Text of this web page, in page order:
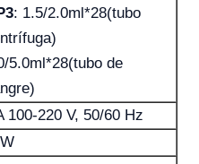
: 1.5/2.0ml*28(tubo
5.0ml*28(tubo de
100-220 V, 50/60 Hz